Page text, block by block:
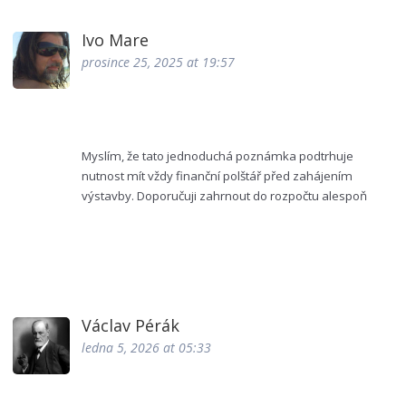
Ivo Mare
prosince 25, 2025 at 19:57
Myslím, že tato jednoduchá poznámka podtrhuje
nutnost mít vždy finanční polštář před zahájením
výstavby. Doporučuji zahrnout do rozpočtu alespoň
Václav Pérák
ledna 5, 2026 at 05:33